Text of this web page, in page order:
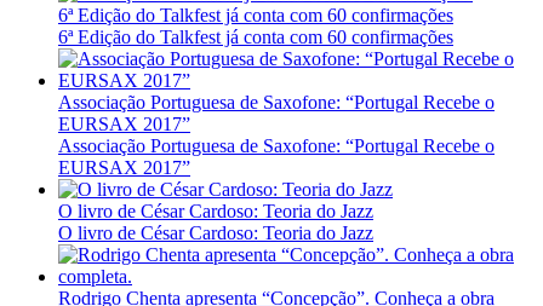
6ª Edição do Talkfest já conta com 60 confirmações
6ª Edição do Talkfest já conta com 60 confirmações
Associação Portuguesa de Saxofone: “Portugal Recebe o
EURSAX 2017”
Associação Portuguesa de Saxofone: “Portugal Recebe o
EURSAX 2017”
O livro de César Cardoso: Teoria do Jazz
O livro de César Cardoso: Teoria do Jazz
Rodrigo Chenta apresenta “Concepção”. Conheça a obra